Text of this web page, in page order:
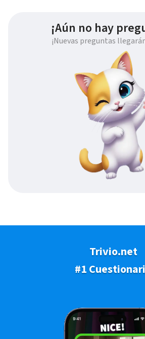
¡Aún no hay
¡Nuevas preguntas
Trivio.net
#1